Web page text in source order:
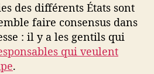
des différents États sont
faire consensus dans
: il y a les gentils qui
qui veulent
.